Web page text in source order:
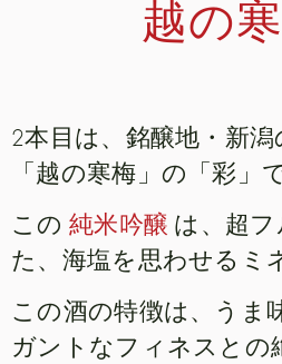
越の
2本目は、銘醸地・新
「越の寒梅」の「彩」
この 純米吟醸 は、超
た、海塩を思わせるミ
この酒の特徴は、うま
ガントなフィネスとの